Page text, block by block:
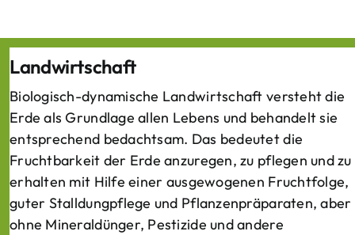
Landwirtschaft
Biologisch-dynamische Landwirtschaft versteht die
Erde als Grundlage allen Lebens und behandelt sie
entsprechend bedachtsam. Das bedeutet die
Fruchtbarkeit der Erde anzuregen, zu pflegen und zu
erhalten mit Hilfe einer ausgewogenen Fruchtfolge,
guter Stalldungpflege und Pflanzenpräparaten, aber
ohne Mineraldünger, Pestizide und andere